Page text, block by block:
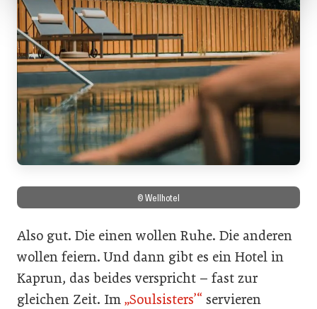
© Wellhotel
Also gut. Die einen wollen Ruhe. Die anderen
wollen feiern. Und dann gibt es ein Hotel in
Kaprun, das beides verspricht – fast zur
gleichen Zeit. Im „Soulsisters’“ servieren